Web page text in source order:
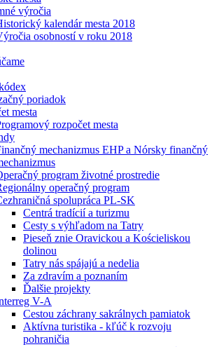
výročia
kalendár mesta 2018
osobností v roku 2018
poriadok
mesta
rozpočet mesta
mechanizmus EHP a Nórsky finančný
program životné prostredie
operačný program
spolupráca PL-SK
Centrá tradícií a turizmu
Cesty s výhľadom na Tatry
Pieseň znie Oravickou a Kościeliskou
dolinou
Tatry nás spájajú a nedelia
Za zdravím a poznaním
Ďalšie projekty
V-A
Cestou záchrany sakrálnych pamiatok
Aktívna turistika - kľúč k rozvoju
pohraničia